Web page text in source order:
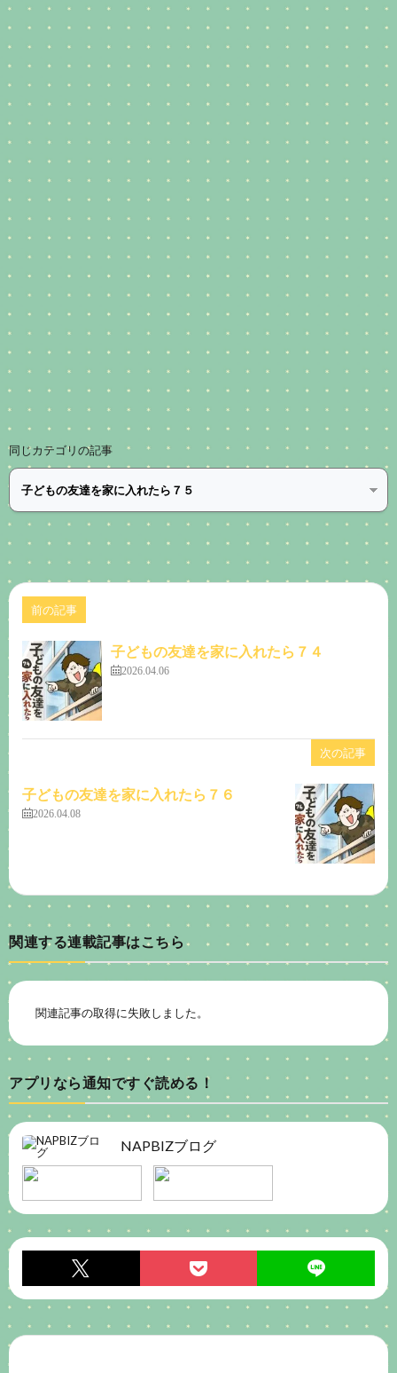
同じカテゴリの記事
前の記事
子どもの友達を家に入れたら７４
2026.04.06
次の記事
子どもの友達を家に入れたら７６
2026.04.08
関連する連載記事はこちら
関連記事の取得に失敗しました。
アプリなら通知ですぐ読める！
NAPBIZブログ